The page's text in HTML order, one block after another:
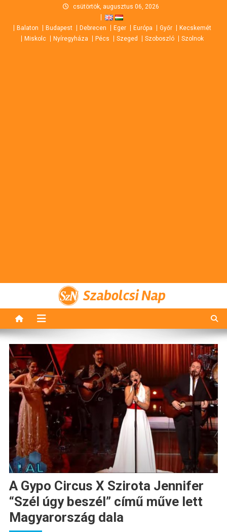
content
csütörtök, augusztus 06, 2026
Balaton Budapest Debrecen Eger Európa Győr
Kecskemét
Miskolc
Nyíregyháza Pécs Szeged Szoboszló Szolnok
Szabolcsi Nap
A Gypo Circus X Szirota Jennifer
“Szél úgy beszél” című műve lett
Magyarország dala